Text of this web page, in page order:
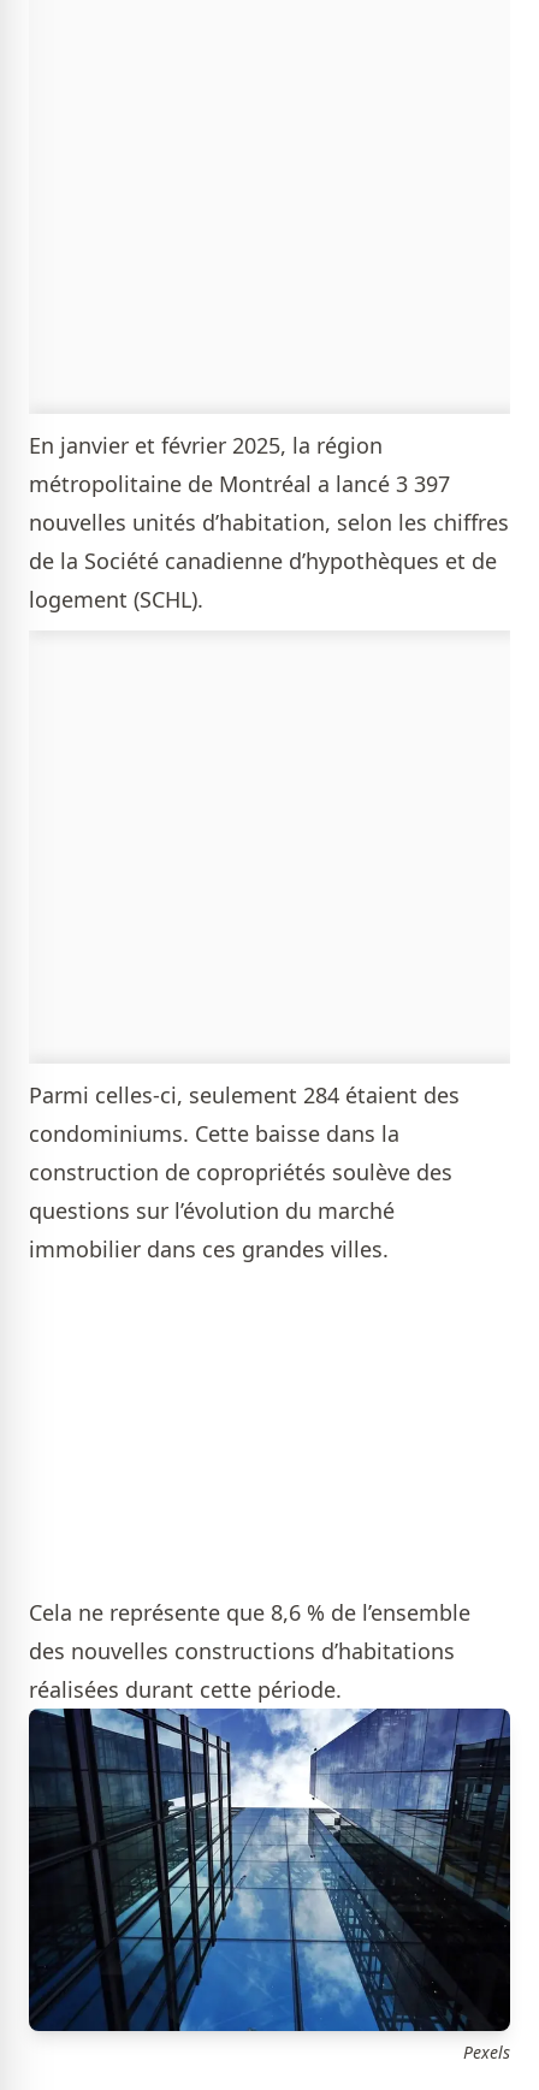
En janvier et février 2025, la région
métropolitaine de Montréal a lancé 3 397
nouvelles unités d’habitation, selon les chiffres
de la Société canadienne d’hypothèques et de
logement (SCHL).
Parmi celles-ci, seulement 284 étaient des
condominiums. Cette baisse dans la
construction de copropriétés soulève des
questions sur l’évolution du marché
immobilier dans ces grandes villes.
Cela ne représente que 8,6 % de l’ensemble
des nouvelles constructions d’habitations
réalisées durant cette période.
Pexels